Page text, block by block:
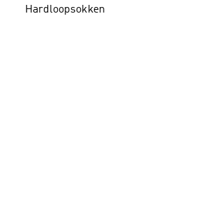
Hardloopsokken